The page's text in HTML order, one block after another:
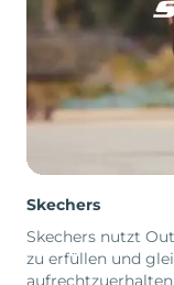
Skechers
Skechers nutzt
zu erfüllen und